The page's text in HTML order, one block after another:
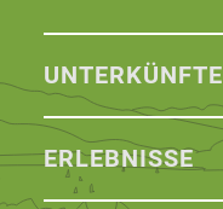
UNTERKÜNFTE
ERLEBNISSE